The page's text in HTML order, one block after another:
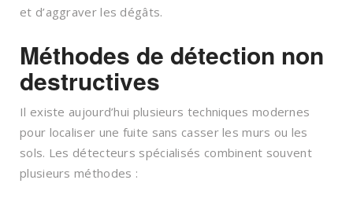
et d’aggraver les dégâts.
Méthodes de détection non
destructives
Il existe aujourd’hui plusieurs techniques modernes
pour localiser une fuite sans casser les murs ou les
sols. Les détecteurs spécialisés combinent souvent
plusieurs méthodes :